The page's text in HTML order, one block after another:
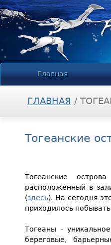
Jump to
ВЫ ЗДЕСЬ
ГЛАВНАЯ /
Тогеанские
Тогеанские
расположенный в
(здесь). На сегодня
приходилось
Тогеаны -
береговые,
Главная